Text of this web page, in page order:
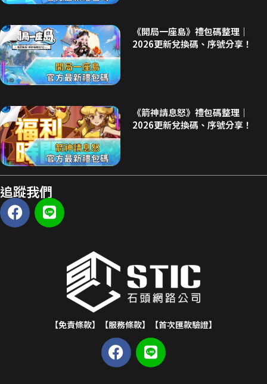
《開局一座島》禮包碼整理｜
2026更新兌換碼、序號分享！
《箭神請息怒》禮包碼整理｜
2026更新兌換碼、序號分享！
追蹤我們
【免責條款】 【服務條款】 【首次匯款驗證】